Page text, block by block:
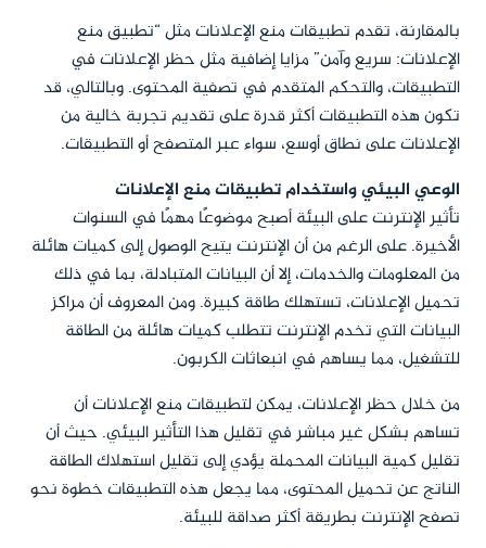
بالمقارنة، تقدم تطبيقات منع الإعلانات مثل “تطبيق منع
الإعلانات: سريع وآمن” مزايا إضافية مثل حظر الإعلانات في
التطبيقات، والتحكم المتقدم في تصفية المحتوى. وبالتالي، قد
تكون هذه التطبيقات أكثر قدرة على تقديم تجربة خالية من
الإعلانات على نطاق أوسع، سواء عبر المتصفح أو التطبيقات.
الوعي البيئي واستخدام تطبيقات منع الإعلانات
تأثير الإنترنت على البيئة أصبح موضوعًا مهمًا في السنوات
الأخيرة. على الرغم من أن الإنترنت يتيح الوصول إلى كميات هائلة
من المعلومات والخدمات، إلا أن البيانات المتبادلة، بما في ذلك
تحميل الإعلانات، تستهلك طاقة كبيرة. ومن المعروف أن مراكز
البيانات التي تخدم الإنترنت تتطلب كميات هائلة من الطاقة
للتشغيل، مما يساهم في انبعاثات الكربون.
من خلال حظر الإعلانات، يمكن لتطبيقات منع الإعلانات أن
تساهم بشكل غير مباشر في تقليل هذا التأثير البيئي. حيث أن
تقليل كمية البيانات المحملة يؤدي إلى تقليل استهلاك الطاقة
الناتج عن تحميل المحتوى، مما يجعل هذه التطبيقات خطوة نحو
تصفح الإنترنت بطريقة أكثر صداقة للبيئة.